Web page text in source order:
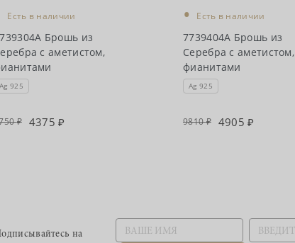
Есть в наличии
Брошь из
с аметистом,
Ag 925
4375
• Есть в наличии
7739404А Брошь из
Серебра с аметистом,
фианитами
Ag 925
9810 4905
на